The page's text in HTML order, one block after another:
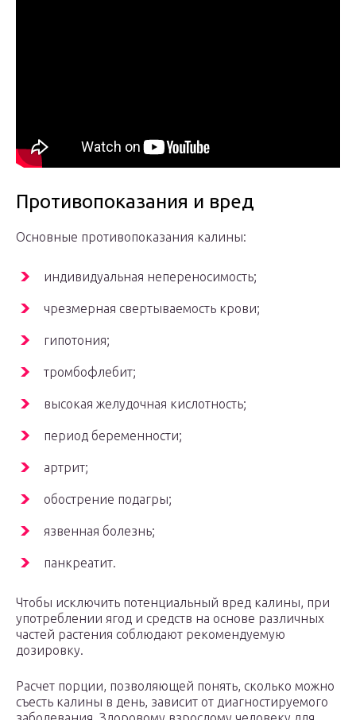
Противопоказания и вред
Основные противопоказания калины:
индивидуальная непереносимость;
чрезмерная свертываемость крови;
гипотония;
тромбофлебит;
высокая желудочная кислотность;
период беременности;
артрит;
обострение подагры;
язвенная болезнь;
панкреатит.
Чтобы исключить потенциальный вред калины, при
употреблении ягод и средств на основе различных
частей растения соблюдают рекомендуемую
дозировку.
Расчет порции, позволяющей понять, сколько можно
съесть калины в день, зависит от диагностируемого